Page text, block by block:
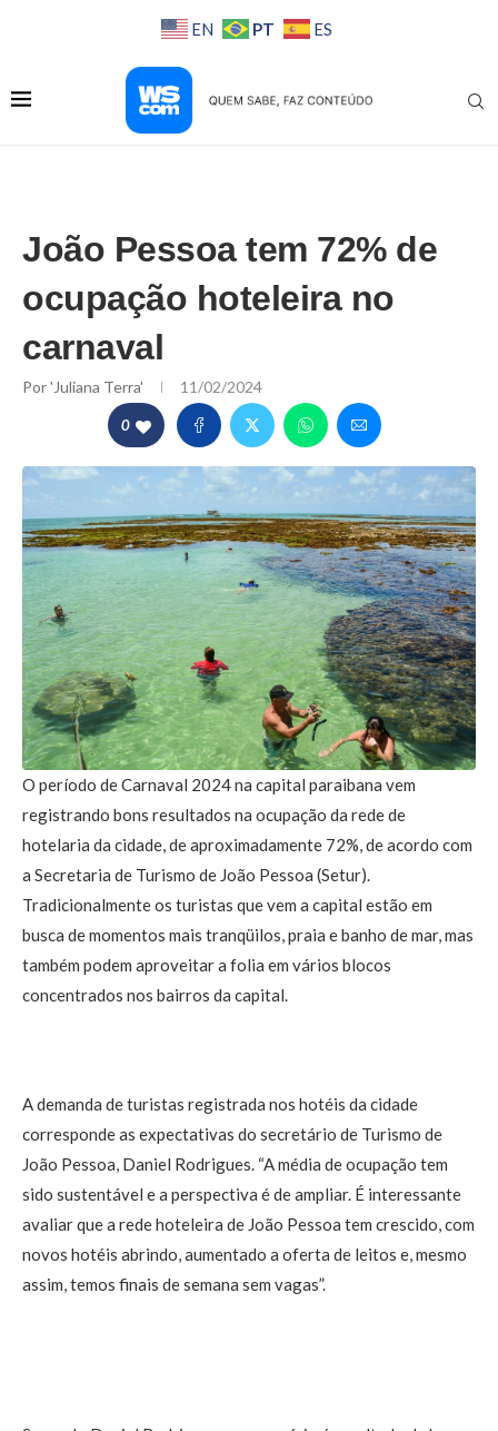
EN PT ES
João Pessoa tem 72% de
ocupação hoteleira no
carnaval
Por'Juliana Terra' 11/02/2024
0
O período de Carnaval 2024 na capital paraibana vem
registrando bons resultados na ocupação da rede de
hotelaria da cidade, de aproximadamente 72%, de acordo com
a Secretaria de Turismo de João Pessoa (Setur).
Tradicionalmente os turistas que vem a capital estão em
busca de momentos mais tranqüilos, praia e banho de mar, mas
também podem aproveitar a folia em vários blocos
concentrados nos bairros da capital.
A demanda de turistas registrada nos hotéis da cidade
corresponde as expectativas do secretário de Turismo de
João Pessoa, Daniel Rodrigues. “A média de ocupação tem
sido sustentável e a perspectiva é de ampliar. É interessante
avaliar que a rede hoteleira de João Pessoa tem crescido, com
novos hotéis abrindo, aumentado a oferta de leitos e, mesmo
assim, temos finais de semana sem vagas”.